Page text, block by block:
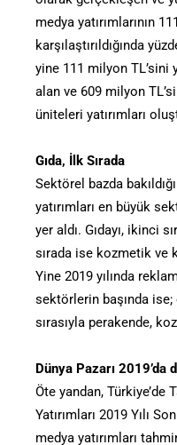
medya yatırımlarının
karşılaştırıldığında
yine 111 milyon TL’sini
alan ve 609 milyon
üniteleri yatırımları
Gıda, İlk Sırada
Sektörel bazda
yatırımları en büyük
yer aldı. Gıdayı, ikinci
sırada ise kozmetik ve
Yine 2019 yılında
sektörlerin başında
sırasıyla perakende,
Dünya Pazarı 2019’da
Öte yandan, Türkiye’de
Yatırımları 2019 Yılı
medya yatırımları